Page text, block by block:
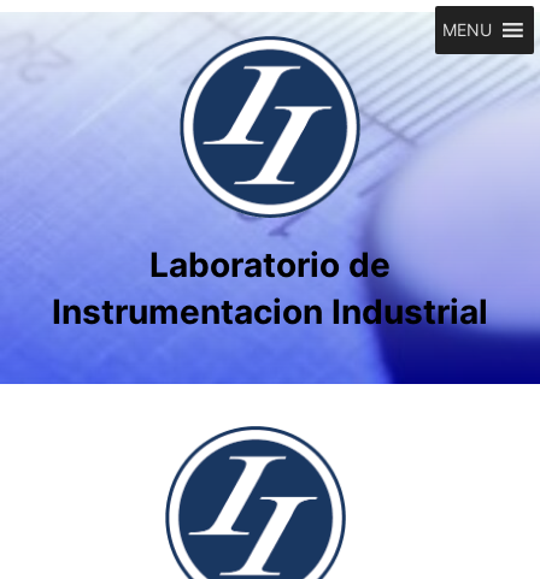
Laboratorio de
Instrumentacion Industrial
MENU